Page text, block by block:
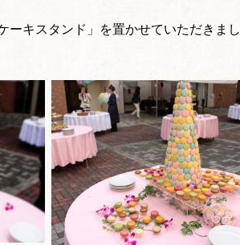
ーキスタンド」を置かせていただきまし